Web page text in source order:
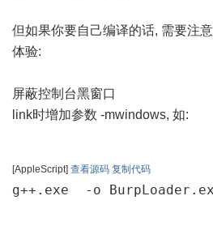
但如果你要自己编译的话, 需要注
体验:
屏蔽控制台黑窗口
link时增加参数 -mwindows, 如:
[AppleScript] 查看源码 复制代码
g++.exe  -o